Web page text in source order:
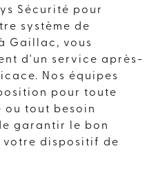
Sécurité pour
système de
Gaillac, vous
d'un service après-
Nos équipes
pour toute
ou tout besoin
garantir le bon
votre dispositif de